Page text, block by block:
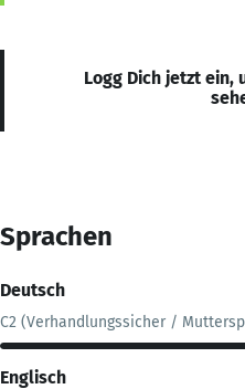
Logg Dich jetzt ein,
Sprachen
Deutsch
C2 (Verhandlungssicher /
Englisch